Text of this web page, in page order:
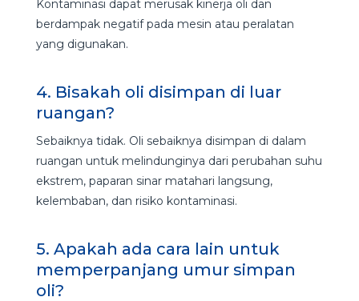
Kontaminasi dapat merusak kinerja oli dan
berdampak negatif pada mesin atau peralatan
yang digunakan.
4. Bisakah oli disimpan di luar
ruangan?
Sebaiknya tidak. Oli sebaiknya disimpan di dalam
ruangan untuk melindunginya dari perubahan suhu
ekstrem, paparan sinar matahari langsung,
kelembaban, dan risiko kontaminasi.
5. Apakah ada cara lain untuk
memperpanjang umur simpan
oli?